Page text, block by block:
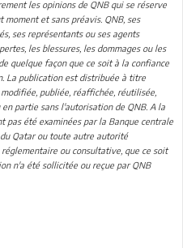
les opinions de QNB qui se réserve
et sans préavis. QNB, ses
ses représentants ou ses agents
les blessures, les dommages ou les
quelque façon que ce soit à la confiance
La publication est distribuée à titre
publiée, réaffichée, réutilisée,
partie sans l'autorisation de QNB. A la
pas été examinées par la Banque centrale
Qatar ou toute autre autorité
ou consultative, que ce soit
n'a été sollicitée ou reçue par QNB